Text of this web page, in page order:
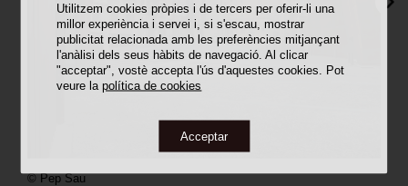
Utilitzem cookies pròpies i de tercers per oferir-li una
millor experiència i servei i, si s'escau, mostrar
publicitat relacionada amb les preferències mitjançant
l'anàlisi dels seus hàbits de navegació. Al clicar
"acceptar", vostè accepta l'ús d'aquestes cookies. Pot
veure lapolítica de cookies
Acceptar
©Pep Sau